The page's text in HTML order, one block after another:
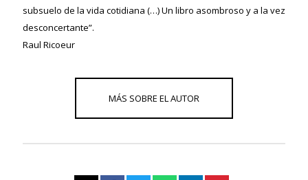
subsuelo de la vida cotidiana (…) Un libro asombroso y a la vez
desconcertante”.
Raul Ricoeur